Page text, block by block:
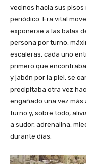
vecinos hacia sus
periódico. Era vital
exponerse a las balas
persona por turno,
escaleras, cada uno
primero que
y jabón por la piel, se
precipitaba otra vez
engañado una vez
turno y, sobre todo,
a sudor, adrenalina,
durante días.